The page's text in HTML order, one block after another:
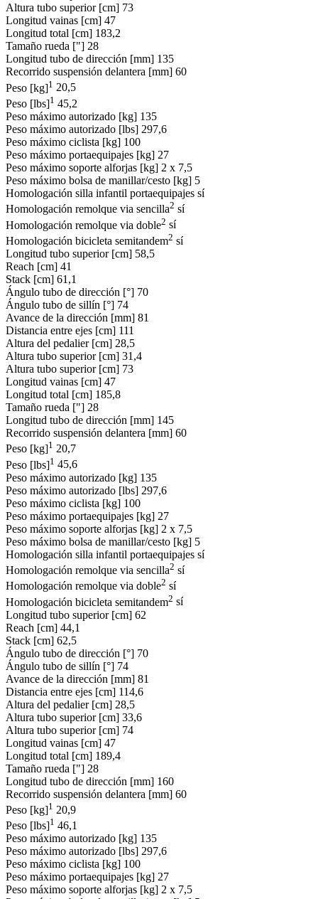
Altura tubo superior [cm] 73
Longitud vainas [cm] 47
Longitud total [cm] 183,2
Tamaño rueda ["] 28
Longitud tubo de dirección [mm] 135
Recorrido suspensión delantera [mm] 60
Peso [kg]1 20,5
Peso [lbs]1 45,2
Peso máximo autorizado [kg] 135
Peso máximo autorizado [lbs] 297,6
Peso máximo ciclista [kg] 100
Peso máximo portaequipajes [kg] 27
Peso máximo soporte alforjas [kg] 2 x 7,5
Peso máximo bolsa de manillar/cesto [kg] 5
Homologación silla infantil portaequipajes sí
Homologación remolque via sencilla2 sí
Homologación remolque via doble2 sí
Homologación bicicleta semitandem2 sí
Longitud tubo superior [cm] 58,5
Reach [cm] 41
Stack [cm] 61,1
Ángulo tubo de dirección [°] 70
Ángulo tubo de sillín [°] 74
Avance de la dirección [mm] 81
Distancia entre ejes [cm] 111
Altura del pedalier [cm] 28,5
Altura tubo superior [cm] 31,4
Altura tubo superior [cm] 73
Longitud vainas [cm] 47
Longitud total [cm] 185,8
Tamaño rueda ["] 28
Longitud tubo de dirección [mm] 145
Recorrido suspensión delantera [mm] 60
Peso [kg]1 20,7
Peso [lbs]1 45,6
Peso máximo autorizado [kg] 135
Peso máximo autorizado [lbs] 297,6
Peso máximo ciclista [kg] 100
Peso máximo portaequipajes [kg] 27
Peso máximo soporte alforjas [kg] 2 x 7,5
Peso máximo bolsa de manillar/cesto [kg] 5
Homologación silla infantil portaequipajes sí
Homologación remolque via sencilla2 sí
Homologación remolque via doble2 sí
Homologación bicicleta semitandem2 sí
Longitud tubo superior [cm] 62
Reach [cm] 44,1
Stack [cm] 62,5
Ángulo tubo de dirección [°] 70
Ángulo tubo de sillín [°] 74
Avance de la dirección [mm] 81
Distancia entre ejes [cm] 114,6
Altura del pedalier [cm] 28,5
Altura tubo superior [cm] 33,6
Altura tubo superior [cm] 74
Longitud vainas [cm] 47
Longitud total [cm] 189,4
Tamaño rueda ["] 28
Longitud tubo de dirección [mm] 160
Recorrido suspensión delantera [mm] 60
Peso [kg]1 20,9
Peso [lbs]1 46,1
Peso máximo autorizado [kg] 135
Peso máximo autorizado [lbs] 297,6
Peso máximo ciclista [kg] 100
Peso máximo portaequipajes [kg] 27
Peso máximo soporte alforjas [kg] 2 x 7,5